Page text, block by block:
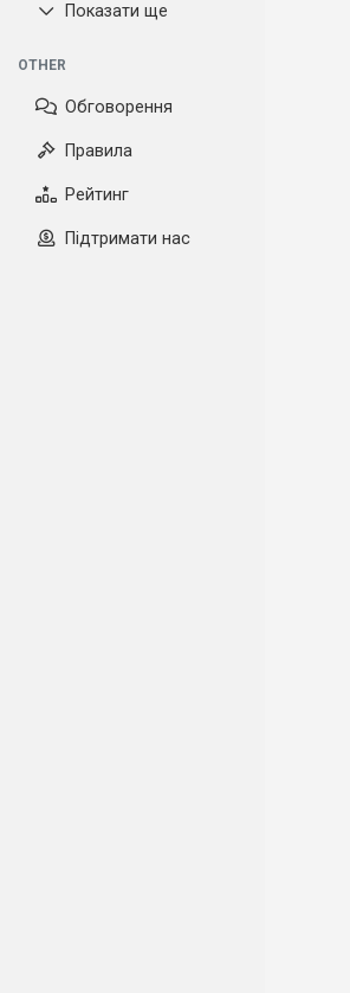
Показати ще
OTHER
Обговорення
Правила
Рейтинг
Підтримати нас